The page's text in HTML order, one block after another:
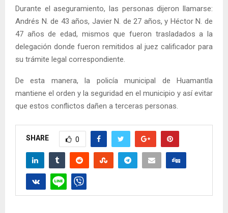
Durante el aseguramiento, las personas dijeron llamarse:
Andrés N. de 43 años, Javier N. de 27 años, y Héctor N. de
47 años de edad, mismos que fueron trasladados a la
delegación donde fueron remitidos al juez calificador para
su trámite legal correspondiente.
De esta manera, la policía municipal de Huamantla
mantiene el orden y la seguridad en el municipio y así evitar
que estos conflictos dañen a terceras personas.
SHARE 0